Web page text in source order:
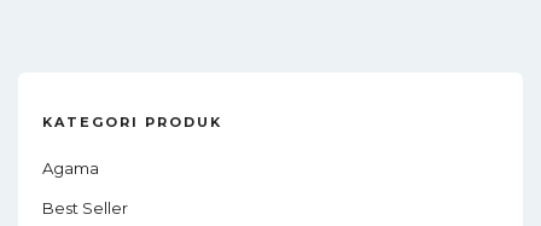
KATEGORI PRODUK
Agama
Best Seller